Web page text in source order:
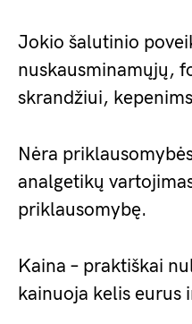
Jokio šalutinio
nuskausminamųjų,
skrandžiui,
Nėra
analgetikų
priklausomybę.
Kaina – praktiškai
kainuoja kelis eurus